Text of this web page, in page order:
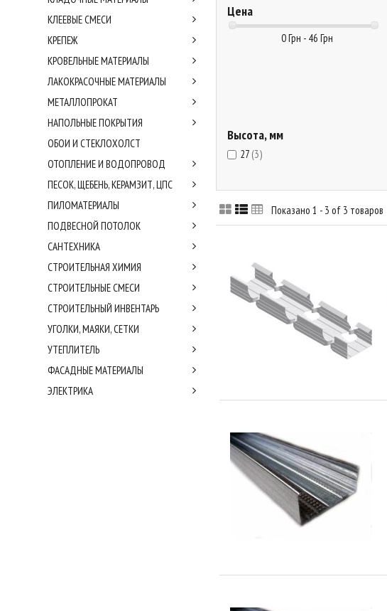
Цена
0 Грн - 46 Грн
Высота, мм
27 (3)
Показано 1 - 3 of 3 товаров
КЛЕЕВЫЕ СМЕСИ
КРЕПЕЖ
КРОВЕЛЬНЫЕ МАТЕРИАЛЫ
ЛАКОКРАСОЧНЫЕ МАТЕРИАЛЫ
МЕТАЛЛОПРОКАТ
НАПОЛЬНЫЕ ПОКРЫТИЯ
ОБОИ И СТЕКЛОХОЛСТ
ОТОПЛЕНИЕ И ВОДОПРОВОД
ПЕСОК, ЩЕБЕНЬ, КЕРАМЗИТ, ЦПС
ПИЛОМАТЕРИАЛЫ
ПОДВЕСНОЙ ПОТОЛОК
САНТЕХНИКА
СТРОИТЕЛЬНАЯ ХИМИЯ
СТРОИТЕЛЬНЫЕ СМЕСИ
СТРОИТЕЛЬНЫЙ ИНВЕНТАРЬ
УГОЛКИ, МАЯКИ, СЕТКИ
УТЕПЛИТЕЛЬ
ФАСАДНЫЕ МАТЕРИАЛЫ
ЭЛЕКТРИКА